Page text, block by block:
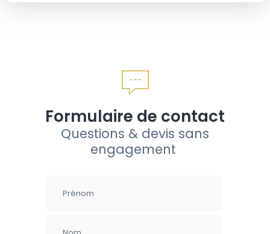
Formulaire de contact
Questions & devis sans
engagement